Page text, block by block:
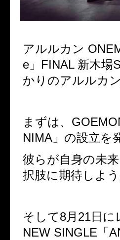
アルルカン
e 」 FINAL 新木場
かりのアルルカ
まずは、
NIMA 」の設立を
彼らが自身の未
択肢に期待しよう
そして8月 21日
NEW SINGLE 「